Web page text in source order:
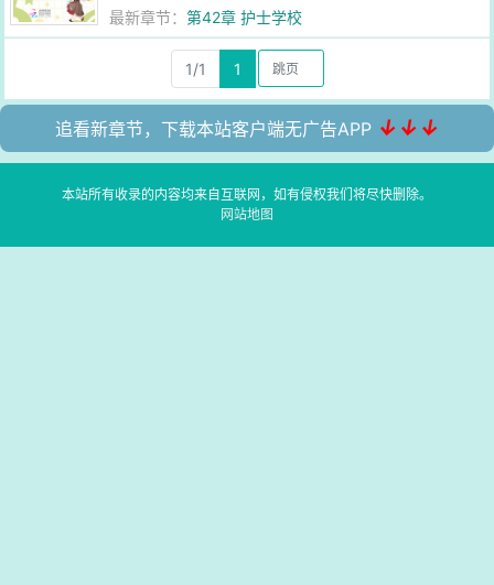
最新章节：第42章 护士学校
1/1 1
追看新章节，下载本站客户端无广告APP ↓↓↓
本站所有收录的内容均来自互联网，如有侵权我们将尽快删除。
网站地图